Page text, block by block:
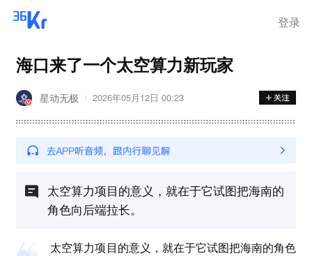
登录
海口来了一个太空算力新玩家
星动无极 2026年05月12日 00:23
太空算力项目的意义，就在于它试图把海南的
角色向后端拉长。
太空算力项目的意义，就在于它试图把海南的角色